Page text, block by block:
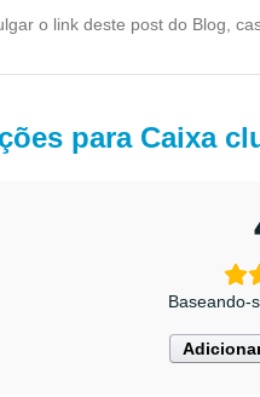
o link deste post do Blog,
para Caixa
Baseando-